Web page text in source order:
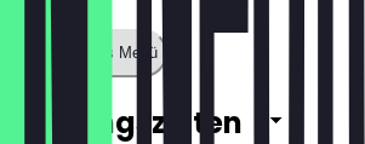
Zeige ganzes Menü
Öffnungszeiten